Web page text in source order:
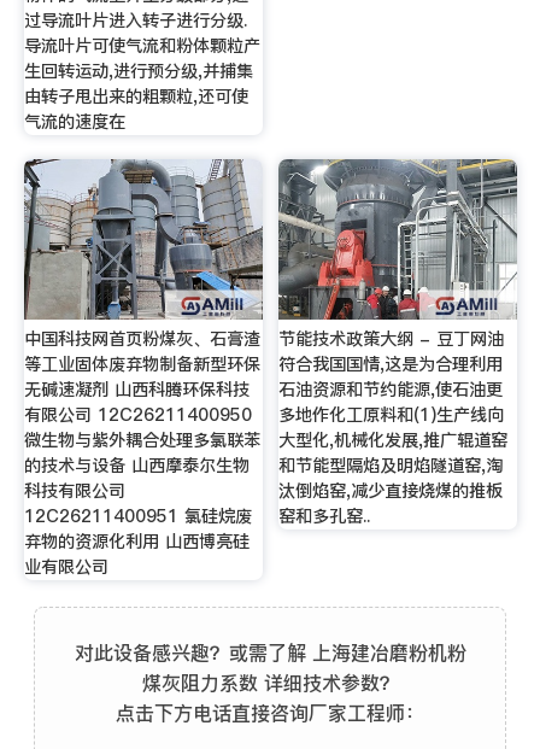
过导流叶片进入转子进行分级.
导流叶片可使气流和粉体颗粒产
生回转运动,进行预分级,并捕集
由转子甩出来的粗颗粒,还可使
气流的速度在
中国科技网首页粉煤灰、石膏渣
等工业固体废弃物制备新型环保
无碱速凝剂 山西科腾环保科技
有限公司 12C26211400950
微生物与紫外耦合处理多氯联苯
的技术与设备 山西摩泰尔生物
科技有限公司
12C26211400951 氯硅烷废
弃物的资源化利用 山西博亮硅
业有限公司
节能技术政策大纲 - 豆丁网油
符合我国国情,这是为合理利用
石油资源和节约能源,使石油更
多地作化工原料和(1)生产线向
大型化,机械化发展,推广辊道窑
和节能型隔焰及明焰隧道窑,淘
汰倒焰窑,减少直接烧煤的推板
窑和多孔窑..
对此设备感兴趣？或需了解 上海建冶磨粉机粉
煤灰阻力系数 详细技术参数？
点击下方电话直接咨询厂家工程师：